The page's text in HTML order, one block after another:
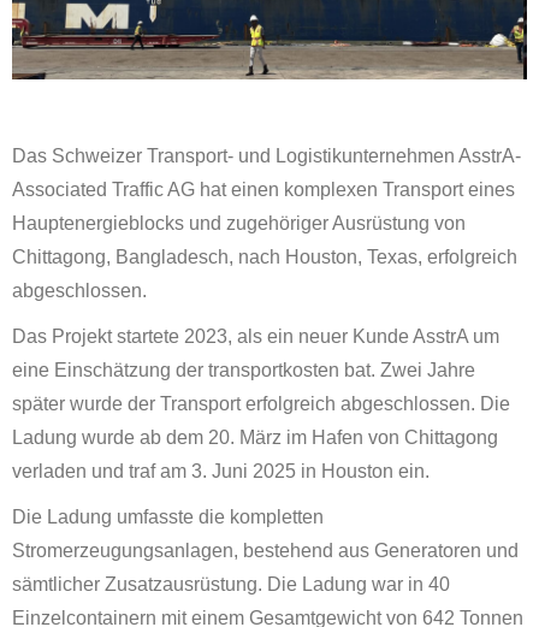
Das Schweizer Transport- und Logistikunternehmen AsstrA-
Associated Traffic AG hat einen komplexen Transport eines
Hauptenergieblocks und zugehöriger Ausrüstung von
Chittagong, Bangladesch, nach Houston, Texas, erfolgreich
abgeschlossen.
Das Projekt startete 2023, als ein neuer Kunde AsstrA um
eine Einschätzung der transportkosten bat. Zwei Jahre
später wurde der Transport erfolgreich abgeschlossen. Die
Ladung wurde ab dem 20. März im Hafen von Chittagong
verladen und traf am 3. Juni 2025 in Houston ein.
Die Ladung umfasste die kompletten
Stromerzeugungsanlagen, bestehend aus Generatoren und
sämtlicher Zusatzausrüstung. Die Ladung war in 40
Einzelcontainern mit einem Gesamtgewicht von 642 Tonnen